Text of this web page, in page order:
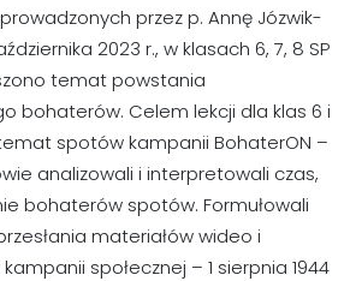
przez p. Annę Józwik-
2023 r., w klasach 6, 7, 8 SP
temat powstania
bohaterów. Celem lekcji dla klas 6 i
spotów kampanii BohaterON –
analizowali i interpretowali czas,
bohaterów spotów. Formułowali
materiałów wideo i
społecznej – 1 sierpnia 1944